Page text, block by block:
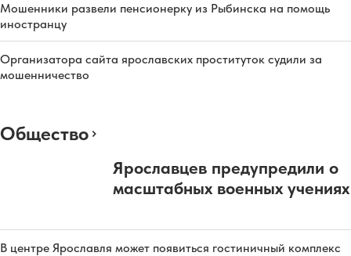
Мошенники развели пенсионерку из Рыбинска на помощь
иностранцу
Организатора сайта ярославских проституток судили за
мошенничество
Общество
Ярославцев предупредили о
масштабных военных учениях
В центре Ярославля может появиться гостиничный комплекс